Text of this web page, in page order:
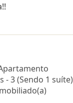
- 3 (Sendo 1 suíte)